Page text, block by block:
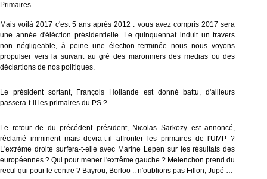
Primaires
Mais voilà 2017 c'est 5 ans après 2012 : vous avez compris 2017 sera
une année d'éléction présidentielle. Le quinquennat induit un travers
non négligeable, à peine une élection terminée nous nous voyons
propulser vers la suivant au gré des maronniers des medias ou des
déclartions de nos politiques.
Le président sortant, François Hollande est donné battu, d'ailleurs
passera-t-il les primaires du PS ?
Le retour de du précédent président, Nicolas Sarkozy est annoncé,
réclamé imminent mais devra-t-il affronter les primaires de l'UMP ?
L'extrème droite surfera-t-elle avec Marine Lepen sur les résultats des
européennes ? Qui pour mener l'extrême gauche ? Melenchon prend du
recul qui pour le centre ? Bayrou, Borloo .. n'oublions pas Fillon, Jupé …